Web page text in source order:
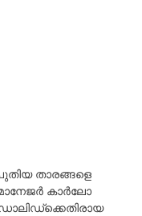
താരങ്ങളെ
കാർലോ